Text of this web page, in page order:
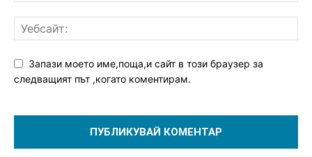
Запази моето име,поща,и сайт в този браузер за
следващият път ,когато коментирам.